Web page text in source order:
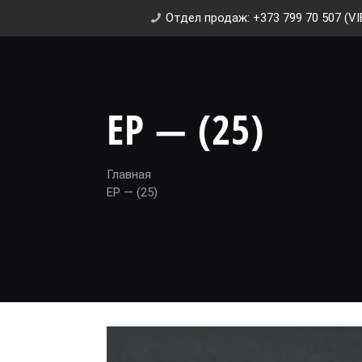
Отдел продаж: +373 799 70 507
EP — (25)
Главная
EP — (25)